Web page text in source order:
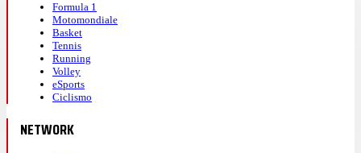
Formula 1
Motomondiale
Basket
Tennis
Running
Volley
eSports
Ciclismo
NETWORK